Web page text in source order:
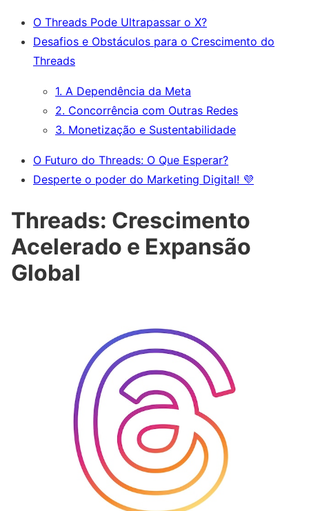
O Threads Pode Ultrapassar o X?
Desafios e Obstáculos para o Crescimento do
Threads
1. A Dependência da Meta
2. Concorrência com Outras Redes
3. Monetização e Sustentabilidade
O Futuro do Threads: O Que Esperar?
Desperte o poder do Marketing Digital! 💜
Threads: Crescimento
Acelerado e Expansão
Global